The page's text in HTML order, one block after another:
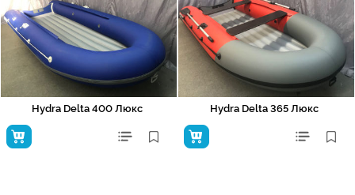
Hydra Delta 400 Люкс Hydra Delta 365 Люкс